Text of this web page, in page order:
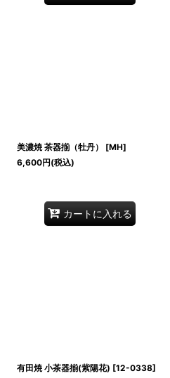
美濃焼 茶器揃（牡丹） [MH]
6,600円(税込)
カートに入れる
有田焼 小茶器揃(紫陽花) [12-0338]